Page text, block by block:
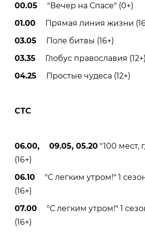
00.05 "Вечер на Спасе" (0+)
01.00 Прямая линия жизни
03.05 Поле битвы (16+)
03.35 Глобус православия (12+)
04.25 Простые чудеса (12+)
СТС
06.00, 09.05, 05.20 "100 мест,
(16+)
06.10 "С легким утром!" 1
(16+)
07.00 "С легким утром!" 1
(16+)